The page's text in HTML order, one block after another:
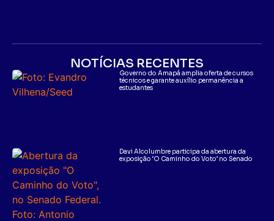
NOTÍCIAS RECENTES
Governo do Amapá amplia oferta de cursos
técnicos e garante auxílio permanência a
estudantes
Davi Alcolumbre participa da abertura da
exposição ‘O Caminho do Voto’ no Senado